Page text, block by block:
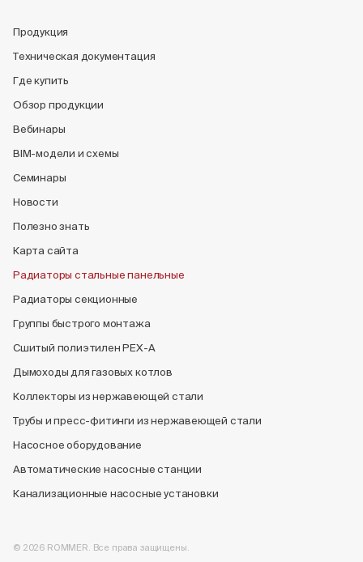
Продукция
Техническая документация
Где купить
Обзор продукции
Вебинары
BIM-модели и схемы
Семинары
Новости
Полезно знать
Карта сайта
Радиаторы стальные панельные
Радиаторы секционные
Группы быстрого монтажа
Сшитый полиэтилен PEX-A
Дымоходы для газовых котлов
Коллекторы из нержавеющей стали
Трубы и пресс-фитинги из нержавеющей стали
Насосное оборудование
Автоматические насосные станции
Канализационные насосные установки
© 2026 ROMMER. Все права защищены.